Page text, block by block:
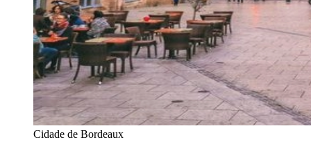
Cidade de Bordeaux